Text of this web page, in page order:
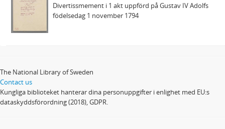
Divertissmement i 1 akt uppförd på Gustav IV Adolfs
födelsedag 1 november 1794
The National Library of Sweden
Contact us
Kungliga biblioteket hanterar dina personuppgifter i enlighet med EU:s
dataskyddsförordning (2018), GDPR.